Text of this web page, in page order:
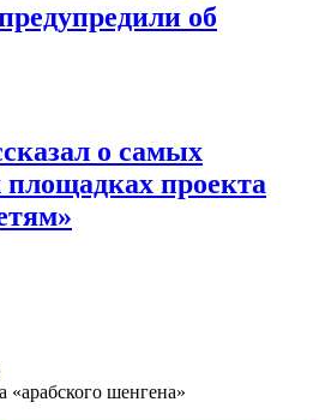
об
о самых
проекта
«арабского шенгена»